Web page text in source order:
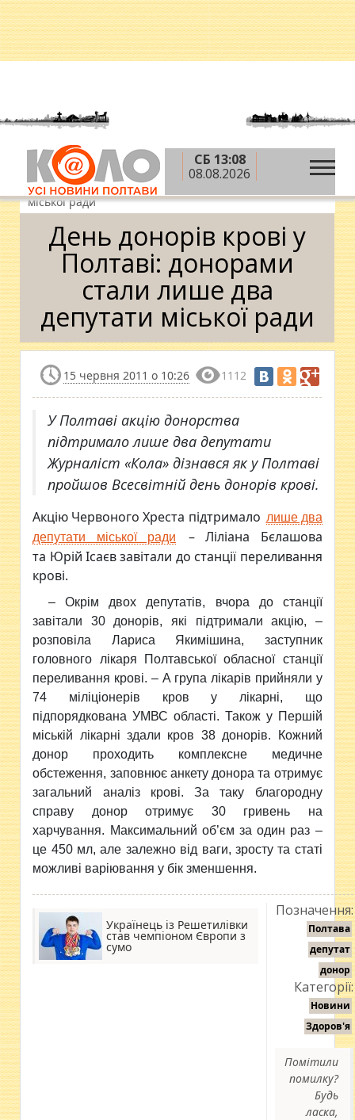
СБ 13:08
08.08.2026
Головна » Новини » Здоров'я »День донорів
крові у Полтаві: донорами стали лише два депутати
міської ради
День донорів крові у
Полтаві: донорами
стали лише два
депутати міської ради
15 червня 2011 о 10:26 1112
У Полтаві акцію донорства
підтримало лише два депутати
Журналіст «Кола» дізнався як у Полтаві
пройшов Всесвітній день донорів крові.
Акцію Червоного Хреста підтримало лише два
депутати міської ради
– Ліліана Бєлашова
та Юрій Ісаєв завітали до станції переливання
крові.
– Окрім двох депутатів, вчора до станції
завітали 30 донорів, які підтримали акцію, –
розповіла Лариса Якимішина, заступник
головного лікаря Полтавської обласної станції
переливання крові. – А група лікарів прийняли у
74 міліціонерів кров у лікарні, що
підпорядкована УМВС області. Також у Першій
міській лікарні здали кров 38 донорів. Кожний
донор проходить комплексне медичне
обстеження, заповнює анкету донора та отримує
загальний аналіз крові. За таку благородну
справу донор отримує 30 гривень на
харчування. Максимальний об’єм за один раз –
це 450 мл, але залежно від ваги, зросту та статі
можливі варіювання у бік зменшення.
Українець із Решетилівки
став чемпіоном Європи з
сумо
Позначення:
Полтава
депутат
донор
Категорії:
Новини
Здоров'я
Помітили
помилку?
Будь
ласка,